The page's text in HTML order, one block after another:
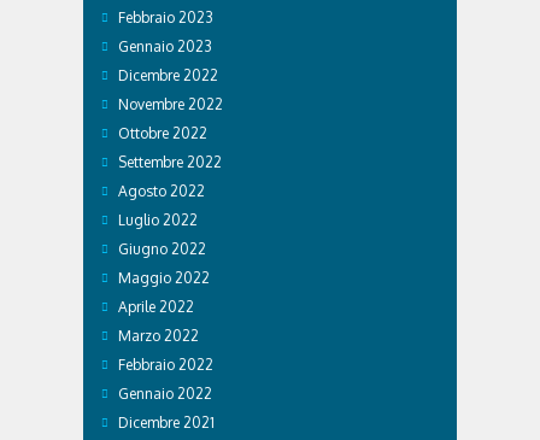
Febbraio 2023
Gennaio 2023
Dicembre 2022
Novembre 2022
Ottobre 2022
Settembre 2022
Agosto 2022
Luglio 2022
Giugno 2022
Maggio 2022
Aprile 2022
Marzo 2022
Febbraio 2022
Gennaio 2022
Dicembre 2021